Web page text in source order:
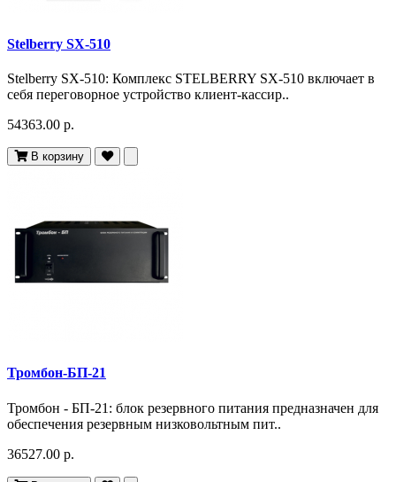
Stelberry SX-510
Stelberry SX-510: Комплекс STELBERRY SX-510 включает в
себя переговорное устройство клиент-кассир..
54363.00 р.
В корзину
Тромбон-БП-21
Тромбон - БП-21: блок резервного питания предназначен для
обеспечения резервным низковольтным пит..
36527.00 р.